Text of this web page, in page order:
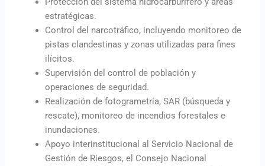
estratégicas.
Control del narcotráfico, incluyendo monitoreo de
pistas clandestinas y zonas utilizadas para fines
ilícitos.
Supervisión del control de población y
operaciones de seguridad.
Realización de fotogrametría, SAR (búsqueda y
rescate), monitoreo de incendios forestales e
inundaciones.
Apoyo interinstitucional al Servicio Nacional de
Gestión de Riesgos, el Consejo Nacional